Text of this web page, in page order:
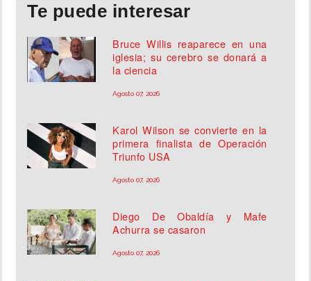
Te puede interesar
Bruce Willis reaparece en una
iglesia; su cerebro se donará a
la ciencia
Agosto 07, 2026
Karol Wilson se convierte en la
primera finalista de Operación
Triunfo USA
Agosto 07, 2026
Diego De Obaldía y Mafe
Achurra se casaron
Agosto 07, 2026